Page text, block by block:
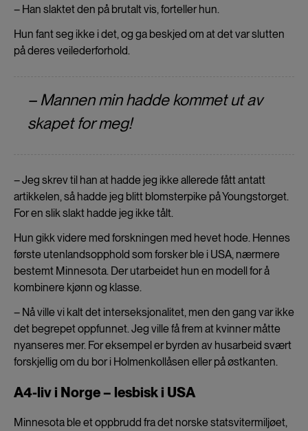
– Han slaktet den på brutalt vis, forteller hun.
Hun fant seg ikke i det, og ga beskjed om at det var slutten
på deres veilederforhold.
– Mannen min hadde kommet ut av
skapet for meg!
– Jeg skrev til han at hadde jeg ikke allerede fått antatt
artikkelen, så hadde jeg blitt blomsterpike på Youngstorget.
For en slik slakt hadde jeg ikke tålt.
Hun gikk videre med forskningen med hevet hode. Hennes
første utenlandsopphold som forsker ble i USA, nærmere
bestemt Minnesota. Der utarbeidet hun en modell for å
kombinere kjønn og klasse.
– Nå ville vi kalt det interseksjonalitet, men den gang var ikke
det begrepet oppfunnet. Jeg ville få frem at kvinner måtte
nyanseres mer. For eksempel er byrden av husarbeid svært
forskjellig om du bor i Holmenkollåsen eller på østkanten.
A4-liv i Norge – lesbisk i USA
Minnesota ble et oppbrudd fra det norske statsvitermiljøet,